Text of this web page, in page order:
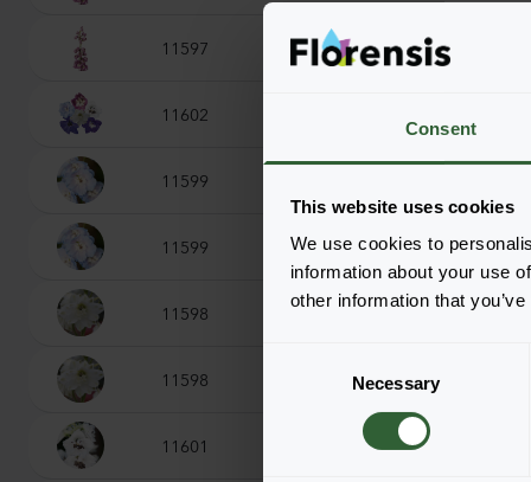
Consent
This website uses cookies
We use cookies to
information about your use
other information that
Necessary
11597 Magic Fountain Deep Rose
11602
11599
11599 Magic Fountain Sky Blue
11598 Magic Fountain White
11598 Magic Fountain White
11601 Magic Fountain White Dark